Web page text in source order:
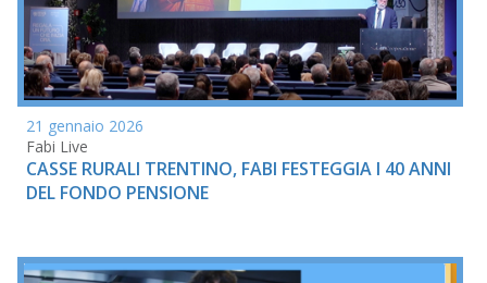
21 gennaio 2026
Fabi Live
CASSE RURALI TRENTINO, FABI FESTEGGIA I 40 ANNI
DEL FONDO PENSIONE